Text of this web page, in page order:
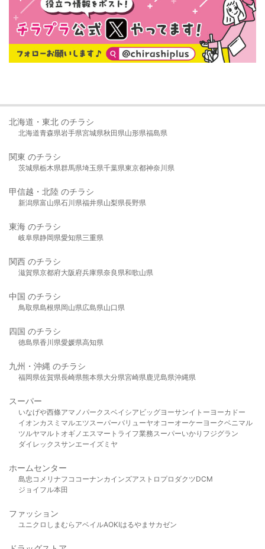
北海道・東北 のチラシ
北海道青森県岩手県宮城県秋田県山形県福島県
関東 のチラシ
茨城県栃木県群馬県埼玉県千葉県東京都神奈川県
甲信越・北陸 のチラシ
新潟県富山県石川県福井県山梨県長野県
東海 のチラシ
岐阜県静岡県愛知県三重県
関西 のチラシ
滋賀県京都府大阪府兵庫県奈良県和歌山県
中国 のチラシ
鳥取県島根県岡山県広島県山口県
四国 のチラシ
徳島県香川県愛媛県高知県
九州・沖縄 のチラシ
福岡県佐賀県長崎県熊本県大分県宮崎県鹿児島県沖縄県
スーパー
いなげや西條アマノパークスベイシア ビッグヨーサンイトーヨーカドー
イオンカスミ マルエツスーパーバリューヤオコーオーケー ヨークベニマル
ツルヤマルト オギノ エスマート ライフ業務スーパーいかり フジグラン
ダイレックスサンエーイズミヤ
ホームセンター
島忠 コメリ ナフコ コーナンカインズアストロプロダクツDCM
ジョイフル本田
ファッション
ユニクロ しまむら アベイルAOKIはるやま サカゼン